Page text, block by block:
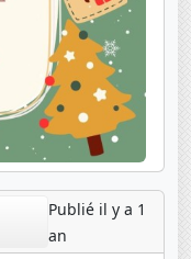
Publié il y a 1
an